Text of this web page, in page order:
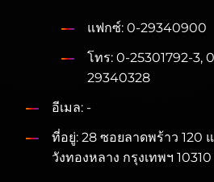
แฟกซ์: 0-29340900
โทร: 0-25301792-3,
29340328
อีเมล: -
ที่อยู่: 28 ซอยลาดพร้าว 120
วังทองหลาง กรุงเทพฯ 10310